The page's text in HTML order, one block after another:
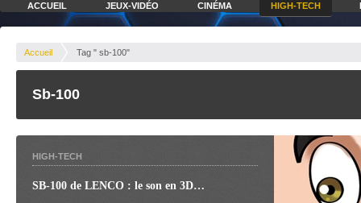
ACCUEIL JEUX-VIDÉO CINÉMA HIGH-TECH
Accueil Tag " sb-100"
Sb-100
HIGH-TECH
SB-100 de LENCO : le son en 3D…